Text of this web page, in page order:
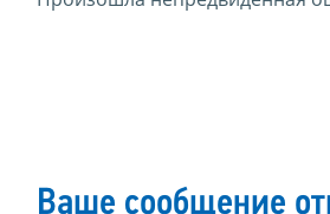
Ваше сообщение